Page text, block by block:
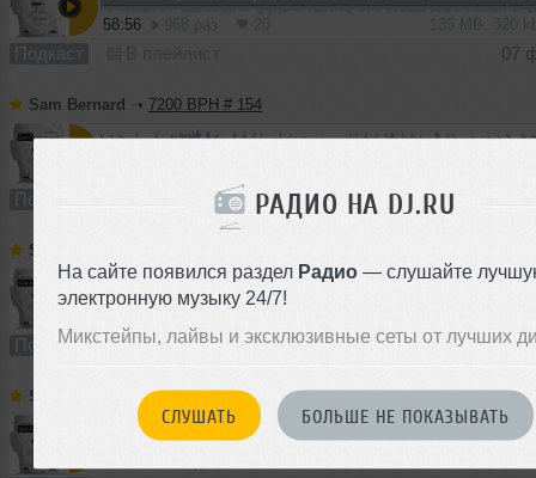
РАДИО НА DJ.RU
На сайте появился раздел Радио — слушайте
электронную музыку 24/7!
Микстейпы, лайвы и эксклюзивные сеты от лучших
СЛУШАТЬ БОЛЬШЕ НЕ ПОКАЗЫВАТЬ
58:56
Подкаст 07
Sam Bernard ➝ 7200 BPH # 154
Подкаст В плейлист (в 2 плейлистах)
Sam Bernard
Подкаст В плейлист 29
Sam Bernard ➝7200 BPH # 152